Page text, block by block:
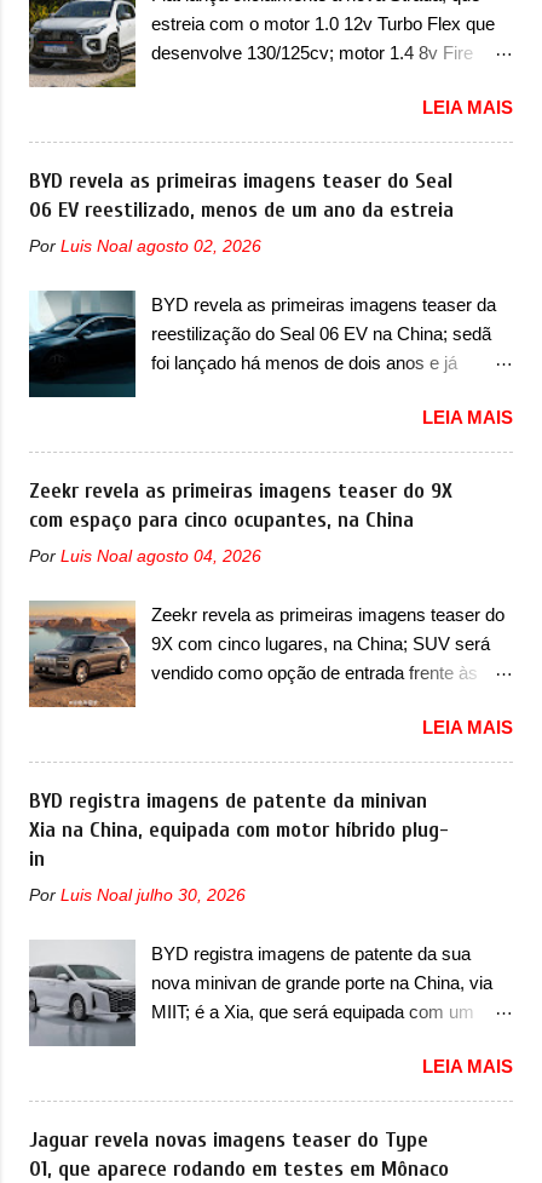
carroceria, sendo duas do hatch e o sedan, a
famosa Kia Besta, o Vol...
controle da bateria (AHCP e HCP). Para
alguns veículos envolvidos, também, será
substituição do motor do ventilador HVAC
(aquecimento, ventilação e ar-condicionado).
A marca também confirmou que “foi
identificada a possibilidade de uma
sobrecarga do microprocessador do Módulo
causar a perda de força motriz, requerendo a
atualização do software do modulo de...
estreia com o motor 1.0 12v Turbo Flex que
desenvolve 130/125cv; motor 1.4 8v Fire
oficialmente a nova Strada, que aparece com
mudanças visuais e com uma nova opção de
motor. Depois da picape compacta receber o
câmbio automático CVT no ano passado, a
do motor 1.0 12v Turbo Flex, conhecido
a Fiat Strada soube ser mutável com
avanços importantes que a concorrência
nunca conseguiu acompanhar e agora ela
chegada do motor T200, que estreou nos
irmãos Pulse e Fastback. "A Fiat Strada é
mais do que uma picape, é uma verdadeira
revolução no mercado automotivo. Há alguns
anos era improvável pensar que uma picape
que só a Strada fez. Mais do que isso: ela é a
prova viva que time que está ganhando se
mexe sim. Ao longo da sua história, ela...
LEIA MAIS
BYD revela as primeiras imagens teaser do Seal
06 EV reestilizado, menos de um ano da estreia
Por Luis Noal agosto 02, 2026
BYD revela as primeiras imagens teaser da
reestilização do Seal 06 EV na China; sedã
foi lançado há menos de dois anos e já
revelou as primeiras imagens teaser de uma
mudança visual para um dos seus menores
sedãs elétricos na China, pertencente à linha
Ocean. Trata-se do Seal 06 EV, lançado no
segundo semestre de 2025. Sim, há menos
de um ano. O modelo agora passará a ser
na traseira, que vão atualizá-los para a
identidade visual mais moderna da marca,
mas ainda sem motivos para que essa
não deve ter agradado em nada os primeiros
consumidores). Pelas imagens teaser, se
percebe que o sedã contará com um novo
para-choque na dianteira. Ele passa a trazer
atravessa toda a dianteira do sedã, passando
possui um espaço para a placa novo abaixo
do vinco e uma nova entrada de ar inferio...
LEIA MAIS
Zeekr revela as primeiras imagens teaser do 9X
com espaço para cinco ocupantes, na China
Por Luis Noal agosto 04, 2026
Zeekr revela as primeiras imagens teaser do
9X com cinco lugares, na China; SUV será
vendido como opção de entrada frente às
lançamento de uma configuração mais
simples para os interessados no 9X, na
China. O SUV topo de linha da marca poderá
ser vendido com uma opção de cinco
lugares, que ficará posicionada abaixo da
lugares, dispostos em três filas de bancos
vendido com uma configuração padrão, de
cinco lugares (2+3), que entrou em regime de
pré-venda na China, indicando seu
divulgou as primeiras imagens do interior
com a nova configuração. A principal
mudança fica por conta da segunda fila de
bancos, que perde as poltronas individuais
LEIA MAIS
BYD registra imagens de patente da minivan
Xia na China, equipada com motor híbrido plug-
in
Por Luis Noal julho 30, 2026
BYD registra imagens de patente da sua
nova minivan de grande porte na China, via
MIIT; é a Xia, que será equipada com um
primeiras imagens de patente de uma nova
minivan, na China. Registradas no Ministério
da Indústria e Tecnologia da Informação, o
MIIT, a BYD Xia é uma nova minivan que a
LEIA MAIS
Jaguar revela novas imagens teaser do Type
01, que aparece rodando em testes em Mônaco